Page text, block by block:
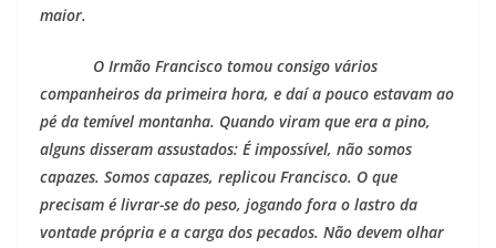
maior.
O Irmão Francisco tomou consigo vários
companheiros da primeira hora, e daí a pouco estavam ao
pé da temível montanha. Quando viram que era a pino,
alguns disseram assustados: É impossível, não somos
capazes. Somos capazes, replicou Francisco. O que
precisam é livrar-se do peso, jogando fora o lastro da
vontade própria e a carga dos pecados. Não devem olhar